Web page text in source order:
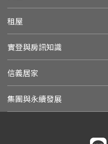
租屋
實登與房訊知識
信義居家
集團與永續發展